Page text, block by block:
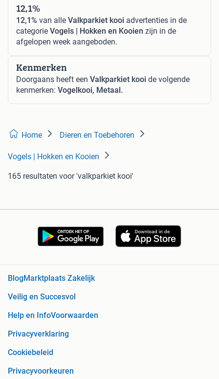
12,1%
12,1% van alle Valkparkiet kooi advertenties in de
categorie Vogels | Hokken en Kooien zijn in de
afgelopen week aangeboden.
Kenmerken
Doorgaans heeft een Valkparkiet kooi de volgende
kenmerken: Vogelkooi, Metaal.
Home Dieren en Toebehoren
Vogels | Hokken en Kooien
165 resultaten voor 'valkparkiet kooi'
BlogMarktplaats Zakelijk
Veilig en Succesvol
Help en InfoVoorwaarden
Privacyverklaring
Cookiebeleid
Privacyvoorkeuren